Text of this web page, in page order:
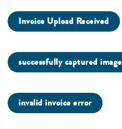
Invoice Upload Received
successfully captured image
invalid invoice error